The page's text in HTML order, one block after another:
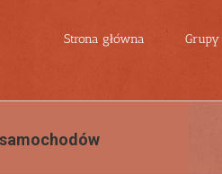
Strona główna Grupy